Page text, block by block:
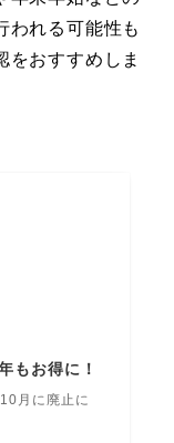
われる可能性も
をおすすめしま
もお得に！
月に廃止に